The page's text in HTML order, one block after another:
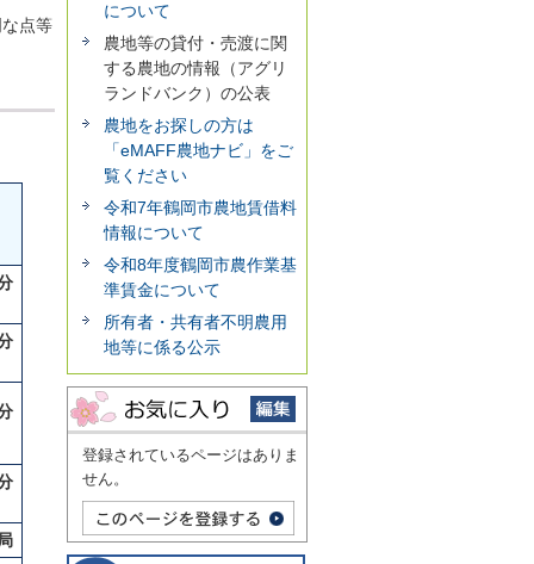
点等
について
農地等の貸付・売渡に関
する農地の情報（アグリ
ランドバンク）の公表
農地をお探しの方は
「eMAFF農地ナビ」をご
覧ください
令和7年鶴岡市農地賃借料
情報について
令和8年度鶴岡市農作業基
準賃金について
所有者・共有者不明農用
地等に係る公示
登録されているページはありま
せん。